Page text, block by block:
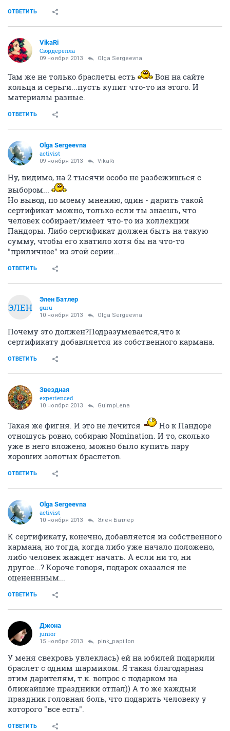
ОТВЕТИТЬ
VikaRi
Сюрдерелла
09 ноября 2013 Olga Sergeevna
Там же не только браслеты есть
Вон на сайте
кольца и серьги...пусть купит что-то из этого. И
материалы разные.
ОТВЕТИТЬ
Olga Sergeevna
activist
09 ноября 2013 VikaRi
Ну, видимо, на 2 тысячи особо не разбежишься с
выбором...
Но вывод, по моему мнению, один - дарить такой
сертификат можно, только если ты знаешь, что
человек собирает/имеет что-то из коллекции
Пандоры. Либо сертификат должен быть на такую
сумму, чтобы его хватило хотя бы на что-то
"приличное" из этой серии...
ОТВЕТИТЬ
ЭЛЕН
Элен Батлер
guru
10 ноября 2013 Olga Sergeevna
Почему это должен?Подразумевается,что к
сертификату добавляется из собственного кармана.
ОТВЕТИТЬ
Звездная
experienced
10 ноября 2013 GuimpLena
Такая же фигня. И это не лечится
Но к Пандоре
отношусь ровно, собираю Nomination. И то, сколько
уже в него вложено, можно было купить пару
хороших золотых браслетов.
ОТВЕТИТЬ
Olga Sergeevna
activist
10 ноября 2013 Элен Батлер
К сертификату, конечно, добавляется из собственного
кармана, но тогда, когда либо уже начало положено,
либо человек жаждет начать. А если ни то, ни
другое...? Короче говоря, подарок оказался не
оцененнным...
ОТВЕТИТЬ
Джона
junior
15 ноября 2013 pink_papillon
У меня свекровь увлеклась) ей на юбилей подарили
браслет с одним шармиком. Я такая благодарная
этим дарителям, т.к. вопрос с подарком на
ближайшие праздники отпал)) А то же каждый
праздник головная боль, что подарить человеку у
которого "все есть".
ОТВЕТИТЬ